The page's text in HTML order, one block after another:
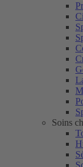
Soins